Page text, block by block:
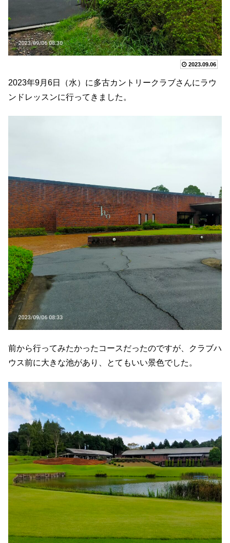
2023.09.06
2023年9月6日（水）に多古カントリークラブさんにラウ
ンドレッスンに行ってきました。
前から行ってみたかったコースだったのですが、クラブハ
ウス前に大きな池があり、とてもいい景色でした。